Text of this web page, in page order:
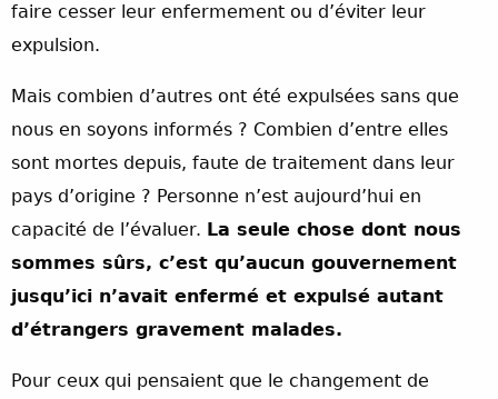
faire cesser leur enfermement ou d’éviter leur
expulsion.
Mais combien d’autres ont été expulsées sans que
nous en soyons informés ? Combien d’entre elles
sont mortes depuis, faute de traitement dans leur
pays d’origine ? Personne n’est aujourd’hui en
capacité de l’évaluer. La seule chose dont nous
sommes sûrs, c’est qu’aucun gouvernement
jusqu’ici n’avait enfermé et expulsé autant
d’étrangers gravement malades.
Pour ceux qui pensaient que le changement de